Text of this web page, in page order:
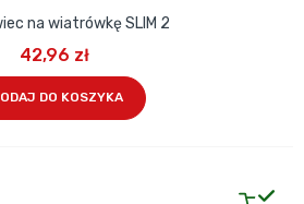
na wiatrówkę SLIM 2
42,96 zł
DO KOSZYKA